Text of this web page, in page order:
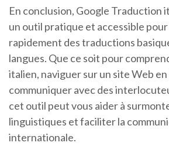
En conclusion, Google Traduction
un outil pratique et accessible
rapidement des traductions
langues. Que ce soit pour
italien, naviguer sur un site Web
communiquer avec des
cet outil peut vous aider à
linguistiques et faciliter la
internationale.